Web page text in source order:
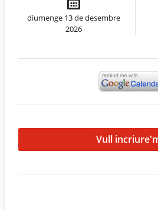
diumenge 13 de desembre
2026
Vull